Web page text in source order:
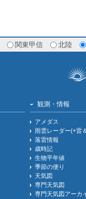
関東甲信 北陸
観測・情報
アメダス
雨雲レーダー(+雷
落雷情報
歳時記
生物平年値
季節の便り
天気図
専門天気図
専門天気図アーカ